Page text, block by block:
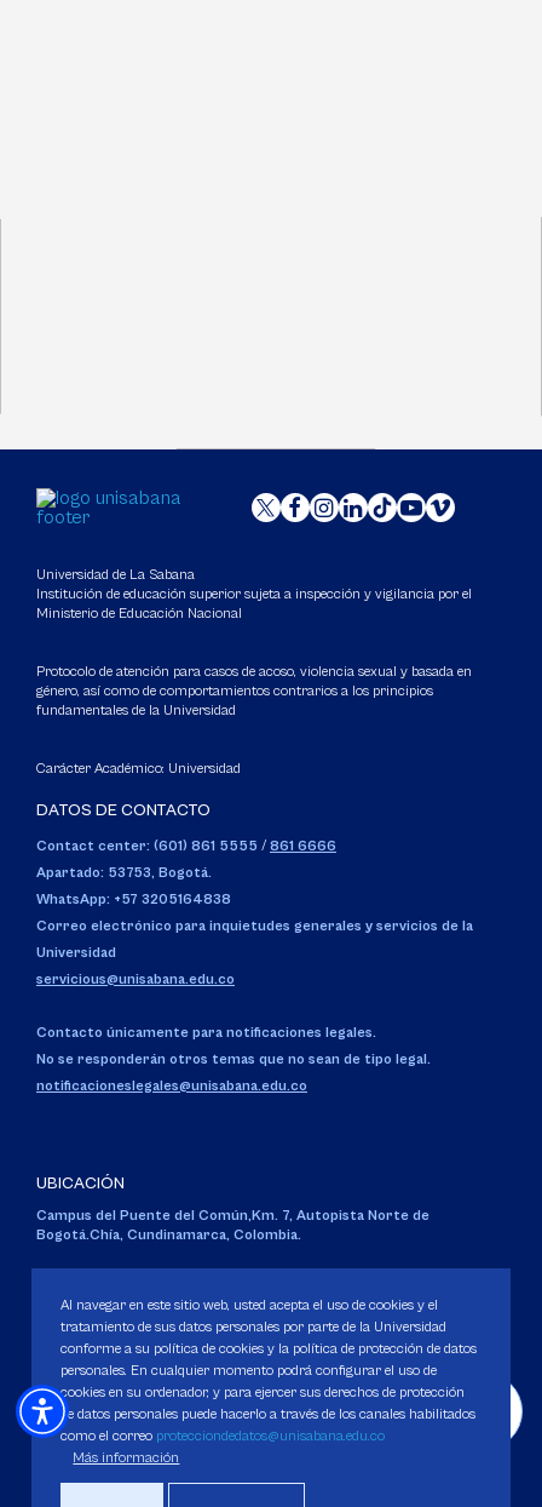
Universidad de La Sabana
Institución de educación superior sujeta a inspección y vigilancia por el
Ministerio de Educación Nacional
Protocolo de atención para casos de acoso, violencia sexual y basada en
género, así como de comportamientos contrarios a los principios
fundamentales de la Universidad
Carácter Académico: Universidad
DATOS DE CONTACTO
Contact center: (601) 861 5555 / 861 6666
Apartado: 53753, Bogotá.
WhatsApp: +57 3205164838
Correo electrónico para inquietudes generales y servicios de la
Universidad
servicious@unisabana.edu.co
Contacto únicamente para notificaciones legales.
No se responderán otros temas que no sean de tipo legal.
notificacioneslegales@unisabana.edu.co
UBICACIÓN
Campus del Puente del Común,Km. 7, Autopista Norte de
Bogotá.Chía, Cundinamarca, Colombia.
Personería Jurídica:Resolución 130 del 14 de enero de 1980.
Ministerio de Educación Nacional.
Política de Protección de datos
Al navegar en este sitio web, usted acepta el uso de cookies y el
tratamiento de sus datos personales por parte de la Universidad
conforme a su política de cookies y la política de protección de datos
personales. En cualquier momento podrá configurar el uso de
cookies en su ordenador, y para ejercer sus derechos de protección
de datos personales puede hacerlo a través de los canales habilitados
como el correo protecciondedatos@unisabana.edu.co
Más información